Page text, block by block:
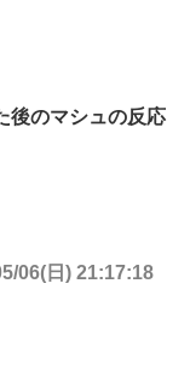
後のマシュの反応
06(日) 21:17:18